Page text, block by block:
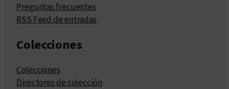
Preguntas frecuentes
RSS Feed de entradas
Colecciones
Colecciones
Directores de colección